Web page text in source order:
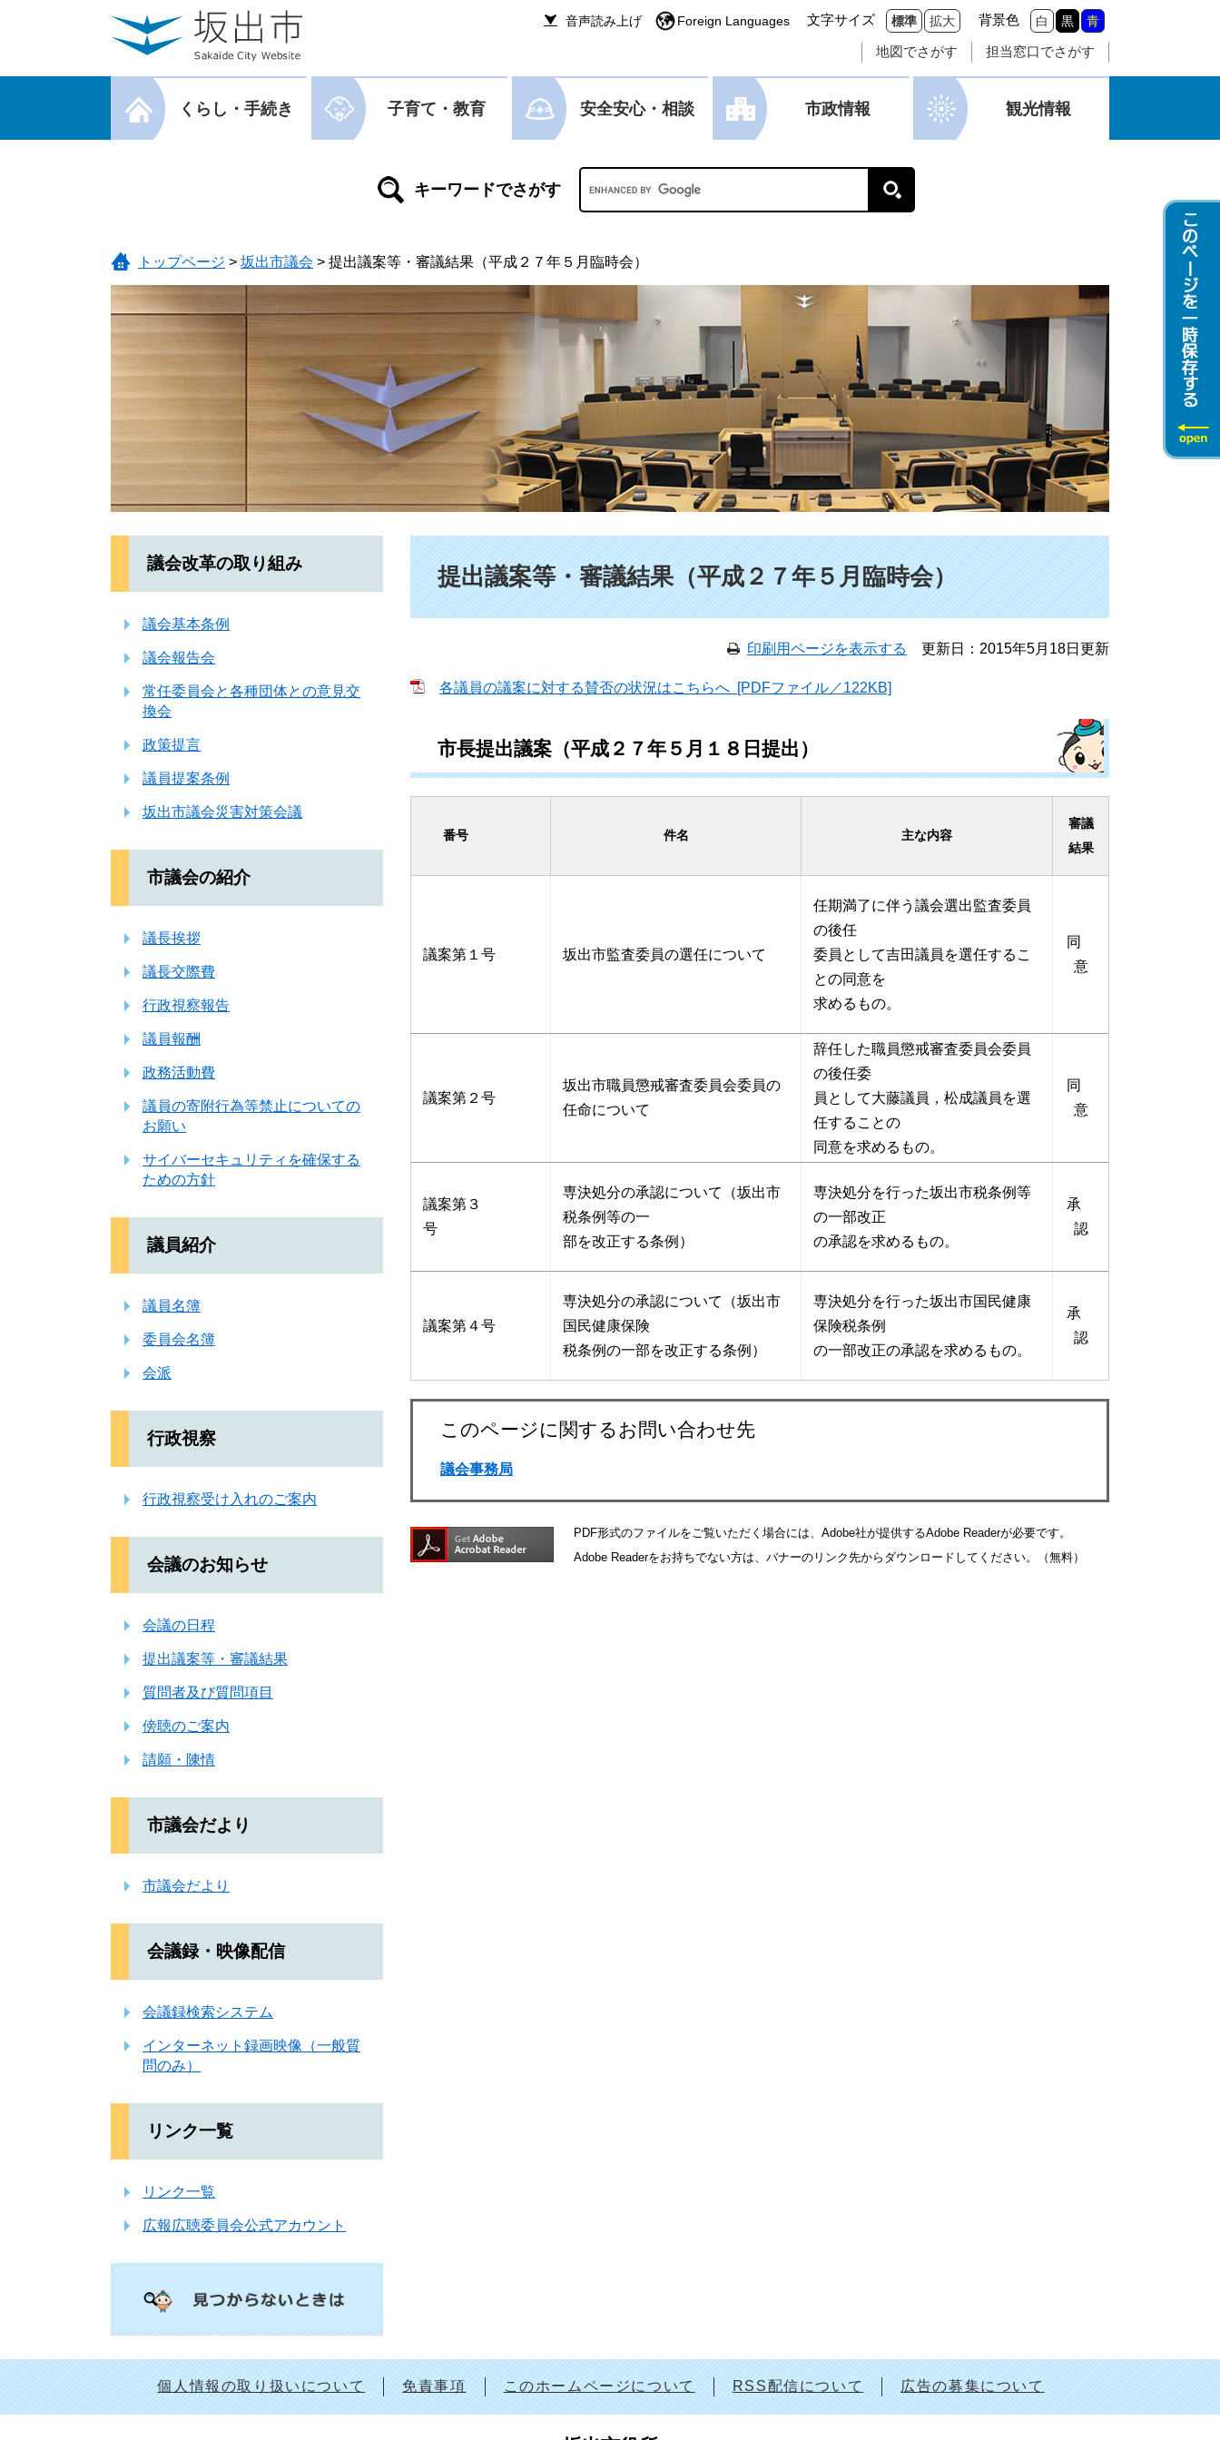
音声読み上げ Foreign Languages 文字サイズ 標準 拡大 背景色 白 黒 青
地図でさがす 担当窓口でさがす
メニューを閉じる
くらし・手続き 子育て・教育 安全安心・相談 市政情報 観光情報
Googleカスタム検索
トップページ > 坂出市議会 > 提出議案等・審議結果（平成２７年５月臨時会）
議会改革の取り組み
議会基本条例
議会報告会
常任委員会と各種団体との意見交
換会
政策提言
議員提案条例
坂出市議会災害対策会議
市議会の紹介
議長挨拶
議長交際費
行政視察報告
議員報酬
政務活動費
議員の寄附行為等禁止についての
お願い
サイバーセキュリティを確保する
ための方針
議員紹介
議員名簿
委員会名簿
会派
行政視察
行政視察受け入れのご案内
会議のお知らせ
会議の日程
提出議案等・審議結果
質問者及び質問項目
傍聴のご案内
請願・陳情
市議会だより
市議会だより
会議録・映像配信
会議録検索システム
インターネット録画映像（一般質
問のみ）
リンク一覧
リンク一覧
広報広聴委員会公式アカウント
提出議案等・審議結果（平成２７年５月臨時会）
印刷用ページを表示する 更新日：2015年5月18日更新
各議員の議案に対する賛否の状況はこちらへ [PDFファイル／122KB]
市長提出議案（平成２７年５月１８日提出）
番号 件名 主な内容
審議
結果
議案第１号 坂出市監査委員の選任について
任期満了に伴う議会選出監査委員
の後任
委員として吉田議員を選任するこ
との同意を
求めるもの。
同
意
議案第２号
坂出市職員懲戒審査委員会委員の
任命について
辞任した職員懲戒審査委員会委員
の後任委
員として大藤議員，松成議員を選
任することの
同意を求めるもの。
同
意
議案第３
号
専決処分の承認について（坂出市
税条例等の一
部を改正する条例）
専決処分を行った坂出市税条例等
の一部改正
の承認を求めるもの。
承
認
議案第４号
専決処分の承認について（坂出市
国民健康保険
税条例の一部を改正する条例）
専決処分を行った坂出市国民健康
保険税条例
の一部改正の承認を求めるもの。
承
認
このページに関するお問い合わせ先
議会事務局
PDF形式のファイルをご覧いただく場合には、Adobe社が提供するAdobe Readerが必要です。
Adobe Readerをお持ちでない方は、バナーのリンク先からダウンロードしてください。（無料）
個人情報の取り扱いについて 免責事項 このホームページについて RSS配信について 広告の募集について